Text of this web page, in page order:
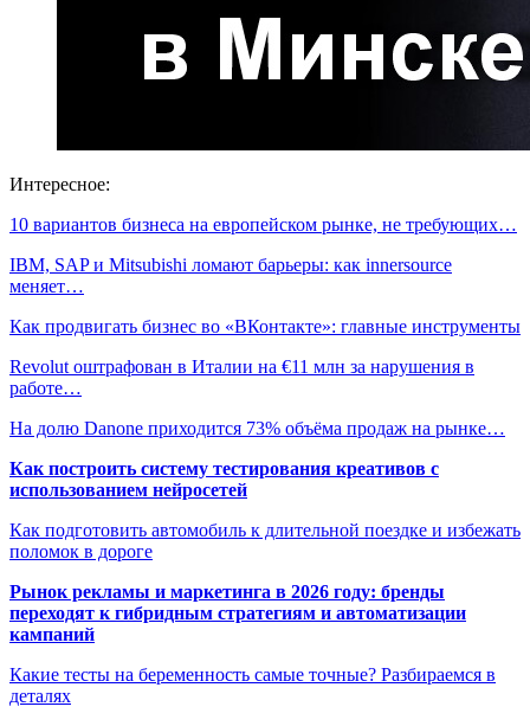
Интересное:
10 вариантов бизнеса на европейском рынке, не требующих…
IBM, SAP и Mitsubishi ломают барьеры: как innersource
меняет…
Как продвигать бизнес во «ВКонтакте»: главные инструменты
Revolut оштрафован в Италии на €11 млн за нарушения в
работе…
На долю Danone приходится 73% объёма продаж на рынке…
Как построить систему тестирования креативов с
использованием нейросетей
Как подготовить автомобиль к длительной поездке и избежать
поломок в дороге
Рынок рекламы и маркетинга в 2026 году: бренды
переходят к гибридным стратегиям и автоматизации
кампаний
Какие тесты на беременность самые точные? Разбираемся в
деталях